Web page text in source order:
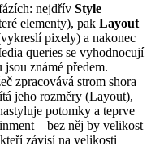
nejdřív Style
elementy), pak Layout
pixely) a nakonec
queries se vyhodnocují
známé předem.
zpracovává strom shora
jeho rozměry (Layout),
potomky a teprve
– bez něj by velikost
závisí na velikosti